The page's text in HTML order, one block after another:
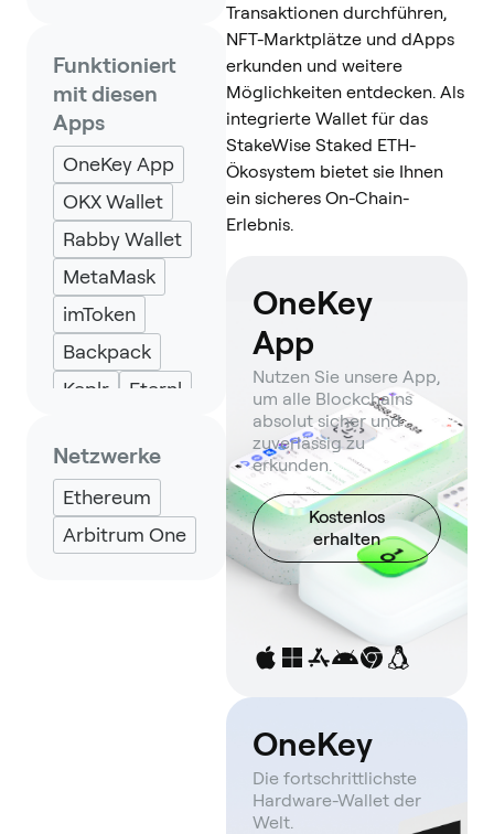
Funktioniert
mit diesen
Apps
OneKey App
OKX Wallet
Rabby Wallet
MetaMask
imToken
Backpack
Keplr
Eternl
Netzwerke
Ethereum
Arbitrum One
Transaktionen durchführen,
NFT-Marktplätze und dApps
erkunden und weitere
Möglichkeiten entdecken. Als
integrierte Wallet für das
StakeWise Staked ETH-
Ökosystem bietet sie Ihnen
ein sicheres On-Chain-
Erlebnis.
OneKey
App
Nutzen Sie unsere App,
um alle Blockchains
absolut sicher und
zuverlässig zu
erkunden.
Kostenlos
erhalten
OneKey
Die fortschrittlichste
Hardware-Wallet der
Welt.